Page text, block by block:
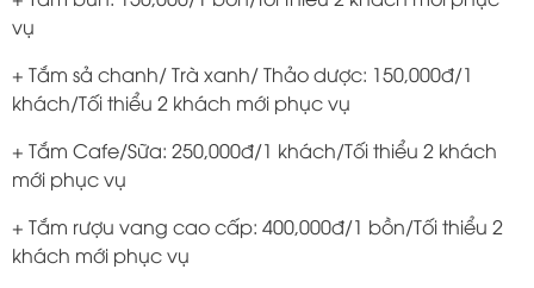
vụ
+ Tắm sả chanh/ Trà xanh/ Thảo dược: 150,000đ/1
khách/Tối thiểu 2 khách mới phục vụ
+ Tắm Cafe/Sữa: 250,000đ/1 khách/Tối thiểu 2 khách
mới phục vụ
+ Tắm rượu vang cao cấp: 400,000đ/1 bồn/Tối thiểu 2
khách mới phục vụ